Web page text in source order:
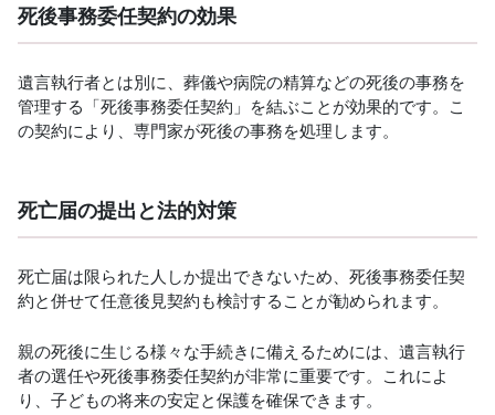
死後事務委任契約の効果
遺言執行者とは別に、葬儀や病院の精算などの死後の事務を
管理する「死後事務委任契約」を結ぶことが効果的です。こ
の契約により、専門家が死後の事務を処理します。
死亡届の提出と法的対策
死亡届は限られた人しか提出できないため、死後事務委任契
約と併せて任意後見契約も検討することが勧められます。
親の死後に生じる様々な手続きに備えるためには、遺言執行
者の選任や死後事務委任契約が非常に重要です。これによ
り、子どもの将来の安定と保護を確保できます。